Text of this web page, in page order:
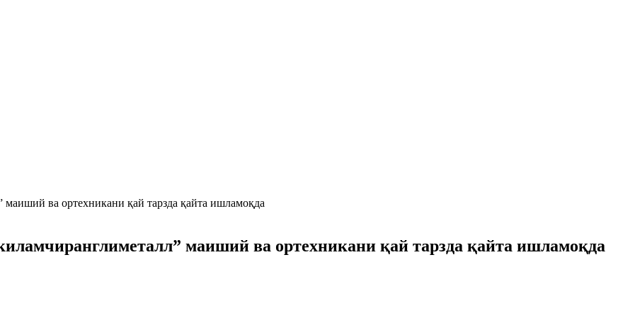
маиший ва ортехникани қай тарзда қайта ишламоқда